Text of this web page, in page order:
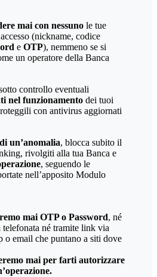
mai con nessuno le tue
(nickname, codice
e OTP), nemmeno se si
un operatore della Banca
controllo eventuali
nel funzionamento dei tuoi
con antivirus aggiornati
un’anomalia, blocca subito il
rivolgiti alla tua Banca e
, seguendo le
nell’apposito Modulo
mai OTP o Password, né
telefonata né tramite link via
o email che puntano a siti dove
mai per farti autorizzare